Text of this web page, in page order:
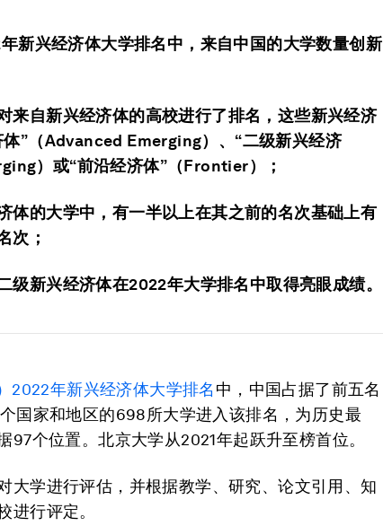
新兴经济体大学排名中，来自中国的大学数量创新
来自新兴经济体的高校进行了排名，这些新兴经济
”（Advanced Emerging）、“二级新兴经济
）或“前沿经济体”（Frontier）；
体的大学中，有一半以上在其之前的名次基础上有
次；
级新兴经济体在2022年大学排名中取得亮眼成绩。
2022年新兴经济体大学排名 中，中国占据了前五名
国家和地区的698所大学进入该排名，为历史最
97个位置。北京大学从2021年起跃升至榜首位。
大学进行评估，并根据教学、研究、论文引用、知
进行评定。